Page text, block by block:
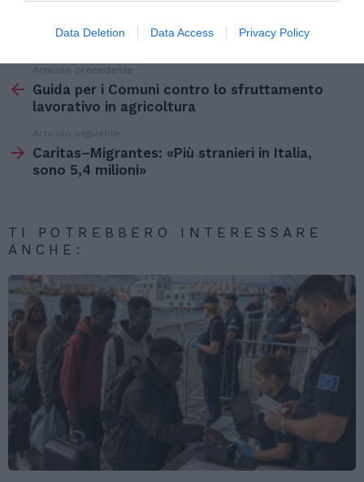
Data Deletion Data Access Privacy Policy
di
Articolo precedente
Guida per i Comuni contro lo sfruttamento
lavorativo in agricoltura
Articolo seguente
Caritas–Migrantes: «Più stranieri in Italia,
sono 5,4 milioni»
TI POTREBBERO INTERESSARE
ANCHE: